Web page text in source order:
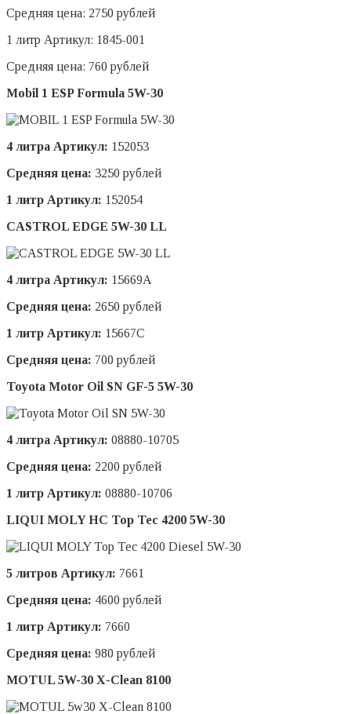
Средняя цена: 2750 рублей
1 литр Артикул: 1845-001
Средняя цена: 760 рублей
Mobil 1 ESP Formula 5W-30
4 литра Артикул: 152053
Средняя цена: 3250 рублей
1 литр Артикул: 152054
CASTROL EDGE 5W-30 LL
4 литра Артикул: 15669A
Средняя цена: 2650 рублей
1 литр Артикул: 15667C
Средняя цена: 700 рублей
Toyota Motor Oil SN GF-5 5W-30
4 литра Артикул: 08880-10705
Средняя цена: 2200 рублей
1 литр Артикул: 08880-10706
LIQUI MOLY HC Top Tec 4200 5W-30
5 литров Артикул: 7661
Средняя цена: 4600 рублей
1 литр Артикул: 7660
Средняя цена: 980 рублей
MOTUL 5W-30 X-Clean 8100